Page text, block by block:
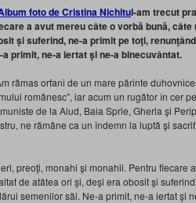
I-am trecut
a avut mereu câte o vorbă bună,
şi suferind, ne-a primit pe toţi,
primit, ne-a iertat şi ne-a binecuvântat.
rămas orfani de un mare părinte
românesc”, iar acum un rugător în cer
de la Aiud, Baia Sprie, Gherla şi
ne rămâne ca un îndemn la luptă şi
preoţi, monahi şi monahii. Pentru fiecare
de atâtea ori şi, deşi era obosit şi
semenilor săi. Ne-a primit, ne-a iertat şi